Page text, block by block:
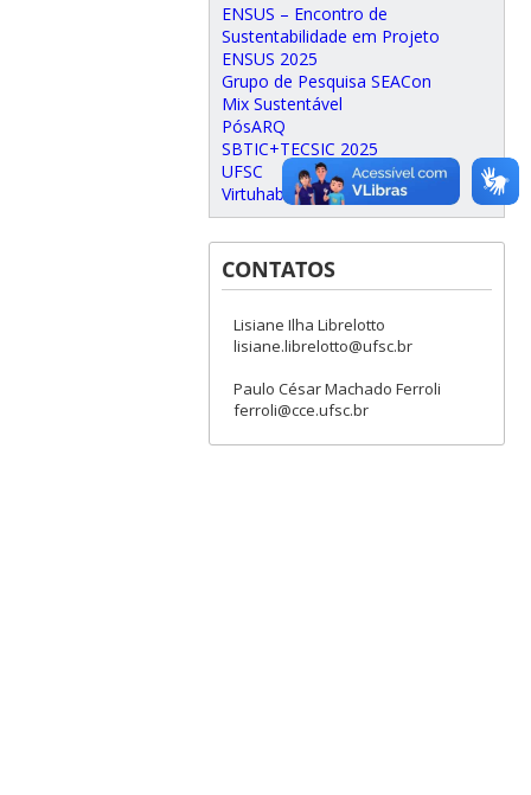
ENSUS – Encontro de
Sustentabilidade em Projeto
ENSUS 2025
Grupo de Pesquisa SEACon
Mix Sustentável
PósARQ
SBTIC+TECSIC 2025
UFSC
Virtuhab (antigo)
CONTATOS
Lisiane Ilha Librelotto
lisiane.librelotto@ufsc.br
Paulo César Machado Ferroli
ferroli@cce.ufsc.br